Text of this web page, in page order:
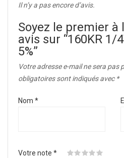
Il n’y a pas encore d’avis.
Soyez le premier à
avis sur “160KR 1/
5%”
Votre adresse e-mail ne sera pas
obligatoires sont indiqués avec *
Nom *
Votre note *